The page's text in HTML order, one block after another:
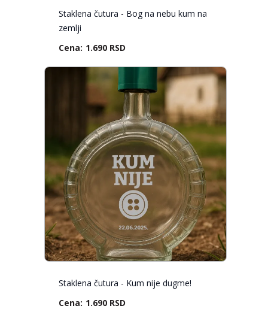
Staklena čutura - Bog na nebu kum na
zemlji
1.690 RSD
Staklena čutura - Kum nije dugme!
1.690 RSD